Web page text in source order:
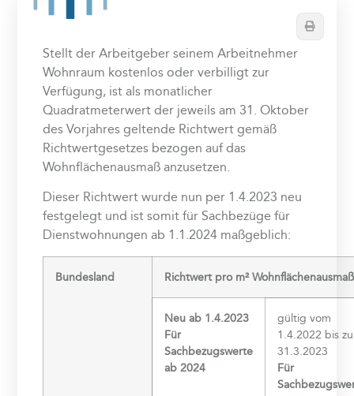
Drucken
Stellt der Arbeitgeber seinem Arbeitnehmer
Wohnraum kostenlos oder verbilligt zur
Verfügung, ist als monatlicher
Quadratmeterwert der jeweils am 31. Oktober
des Vorjahres geltende Richtwert gemäß
Richtwertgesetzes bezogen auf das
Wohnflächenausmaß anzusetzen.
Dieser Richtwert wurde nun per 1.4.2023 neu
festgelegt und ist somit für Sachbezüge für
Dienstwohnungen ab 1.1.2024 maßgeblich:
Bundesland Richtwert pro m² Wohnflächenausmaß
Neu ab 1.4.2023
Für
Sachbezugswerte
ab 2024
gültig vom
1.4.2022 bis
31.3.2023
Für